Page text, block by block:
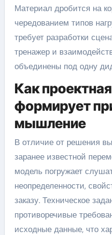
Материал дробится на
чередованием типов
требует разработки
тренажер и
объединены под одну
Как
формирует
мышление
В отличие от решения
заранее известной
модель погружает
неопределенности,
заказу. Техническое
противоречивые
исходные данные, что